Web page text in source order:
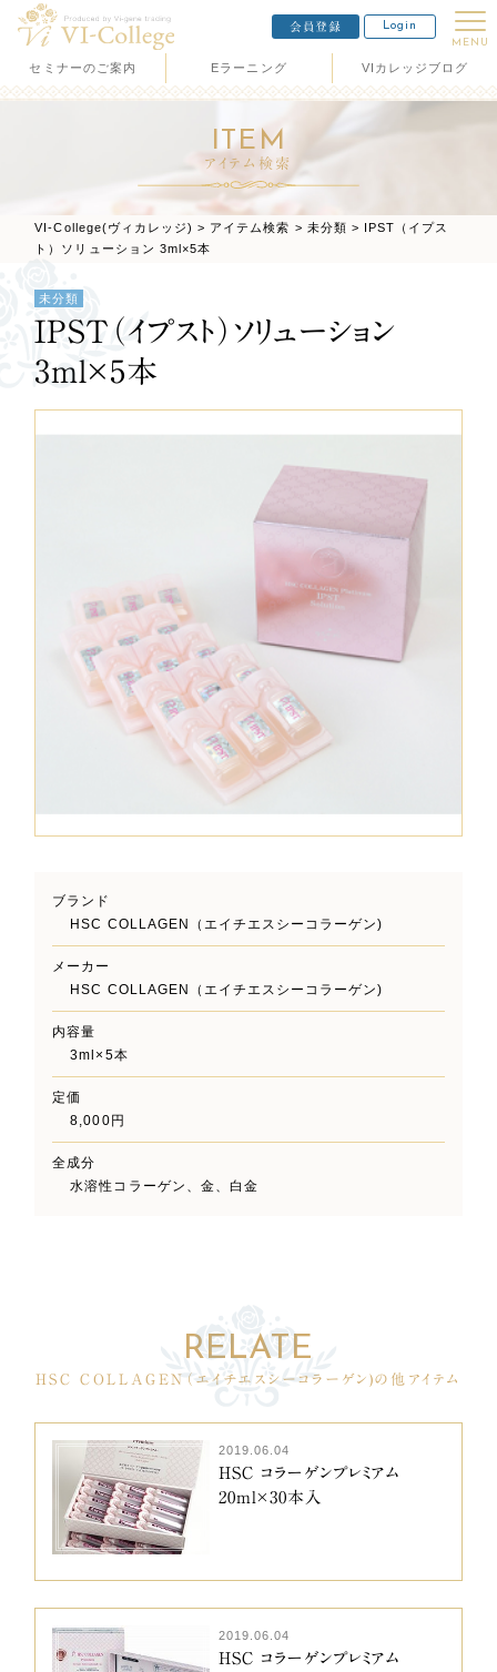
会員登録 Login
MENU
セミナーのご案内 Eラーニング VIカレッジブログ
ITEM
アイテム検索
VI-College(ヴィカレッジ) > アイテム検索 > 未分類 > IPST（イプス
ト）ソリューション 3ml×5本
未分類
IPST（イプスト）ソリューション
3ml×5本
ブランド
HSC COLLAGEN（エイチエスシーコラーゲン)
メーカー
HSC COLLAGEN（エイチエスシーコラーゲン)
内容量
3ml×5本
定価
8,000円
全成分
水溶性コラーゲン、金、白金
HSC COLLAGEN（エイチエスシーコラーゲン)の他アイテム
2019.06.04
HSC コラーゲンプレミアム
20ml×30本入
2019.06.04
HSC コラーゲンプレミアム